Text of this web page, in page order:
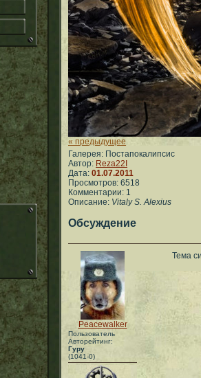
« предыдущее
Галерея: Постапокалипсис
Автор: Reza22I
Дата: 01.07.2011
Просмотров: 6518
Комментарии: 1
Описание: Vitaly S. Alexius
Обсуждение
Peacewalker
Пользователь
Авторейтинг:
Гуру
(1041-0)
Тема